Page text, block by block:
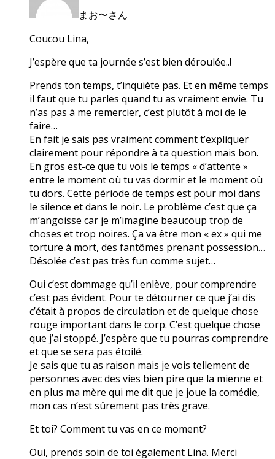
まお〜さん
Coucou Lina,
J’espère que ta journée s’est bien déroulée..!
Prends ton temps, t’inquiète pas. Et en même temps
il faut que tu parles quand tu as vraiment envie. Tu
n’as pas à me remercier, c’est plutôt à moi de le
faire…
En fait je sais pas vraiment comment t’expliquer
clairement pour répondre à ta question mais bon.
En gros est-ce que tu vois le temps « d’attente »
entre le moment où tu vas dormir et le moment où
tu dors. Cette période de temps est pour moi dans
le silence et dans le noir. Le problème c’est que ça
m’angoisse car je m’imagine beaucoup trop de
choses et trop noires. Ça va être mon « ex » qui me
torture à mort, des fantômes prenant possession…
Désolée c’est pas très fun comme sujet…
Oui c’est dommage qu’il enlève, pour comprendre
c’est pas évident. Pour te détourner ce que j’ai dis
c’était à propos de circulation et de quelque chose
rouge important dans le corp. C’est quelque chose
que j’ai stoppé. J’espère que tu pourras comprendre
et que se sera pas étoilé.
Je sais que tu as raison mais je vois tellement de
personnes avec des vies bien pire que la mienne et
en plus ma mère qui me dit que je joue la comédie,
mon cas n’est sûrement pas très grave.
Et toi? Comment tu vas en ce moment?
Oui, prends soin de toi également Lina. Merci